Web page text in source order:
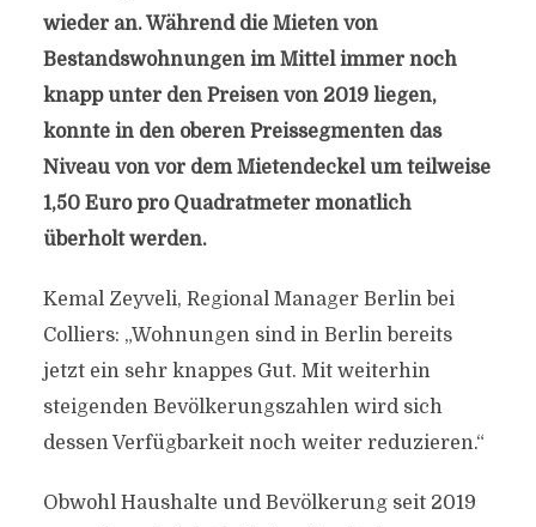
wieder an. Während die Mieten von
Bestandswohnungen im Mittel immer noch
knapp unter den Preisen von 2019 liegen,
konnte in den oberen Preissegmenten das
Niveau von vor dem Mietendeckel um teilweise
1,50 Euro pro Quadratmeter monatlich
überholt werden.
Kemal Zeyveli, Regional Manager Berlin bei
Colliers: „Wohnungen sind in Berlin bereits
jetzt ein sehr knappes Gut. Mit weiterhin
steigenden Bevölkerungszahlen wird sich
dessen Verfügbarkeit noch weiter reduzieren.“
Obwohl Haushalte und Bevölkerung seit 2019